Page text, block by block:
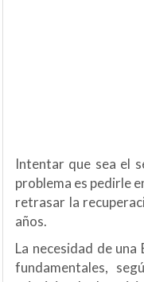
Intentar que sea el
problema es pedirle
retrasar la
años.
La necesidad de
fundamentales,